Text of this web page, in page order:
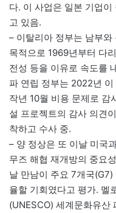
다. 이 사업은 일본 기업
고 있음.
– 이탈리아 정부는 남부
목적으로 1969년부터 다
전성 등을 이유로 속도를
파 연립 정부는 2022년
작년 10월 비용 문제로 감
설 프로젝트의 감사 의견
착하고 수사 중.
– 양 정상은 또 이날 미국
무즈 해협 재개방의 중요
날 만남이 주요 7개국
율할 기회였다고 평가. 멜
(UNESCO) 세계문화유산